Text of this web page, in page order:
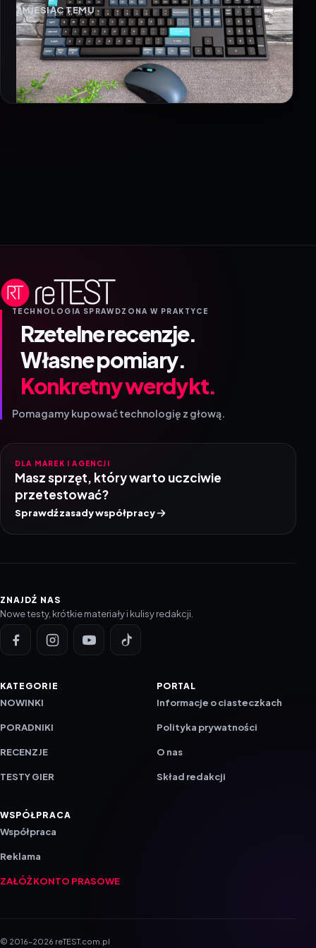
1 MIESIĄC TEMU
TECHNOLOGIA SPRAWDZONA W PRAKTYCE
Rzetelne recenzje.
Własne pomiary.
Konkretny werdykt.
Pomagamy kupować technologię z głową.
DLA MAREK I AGENCJI
Masz sprzęt, który warto uczciwie
przetestować?
Sprawdź zasady współpracy
ZNAJDŹ NAS
Nowe testy, krótkie materiały i kulisy redakcji.
KATEGORIE
NOWINKI
PORADNIKI
RECENZJE
TESTY GIER
PORTAL
Informacje o ciasteczkach
Polityka prywatności
O nas
Skład redakcji
WSPÓŁPRACA
Współpraca
Reklama
ZAŁÓŻ KONTO PRASOWE
© 2016–2026 reTEST.com.pl